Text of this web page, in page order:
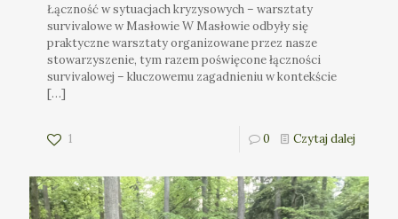
Łączność w sytuacjach kryzysowych – warsztaty
survivalowe w Masłowie W Masłowie odbyły się
praktyczne warsztaty organizowane przez nasze
stowarzyszenie, tym razem poświęcone łączności
survivalowej – kluczowemu zagadnieniu w kontekście
[…]
1 0 Czytaj dalej